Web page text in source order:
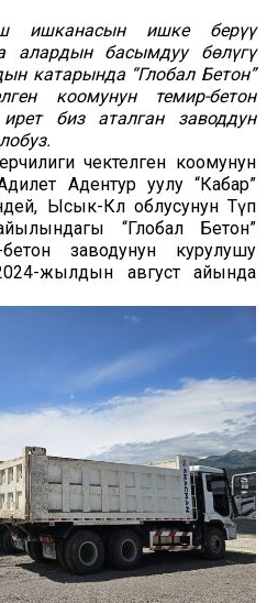
ишканасын ишке берүү
алардын басымдуу бөлүгү
катарында “Глобал Бетон”
коомунун темир-бетон
биз аталган заводдун
чектелген коомунун
Адентур уулу “Кабар”
Ысык-Көл облусунун Түп
“Глобал Бетон”
заводунун курулушу
жылдын август айында